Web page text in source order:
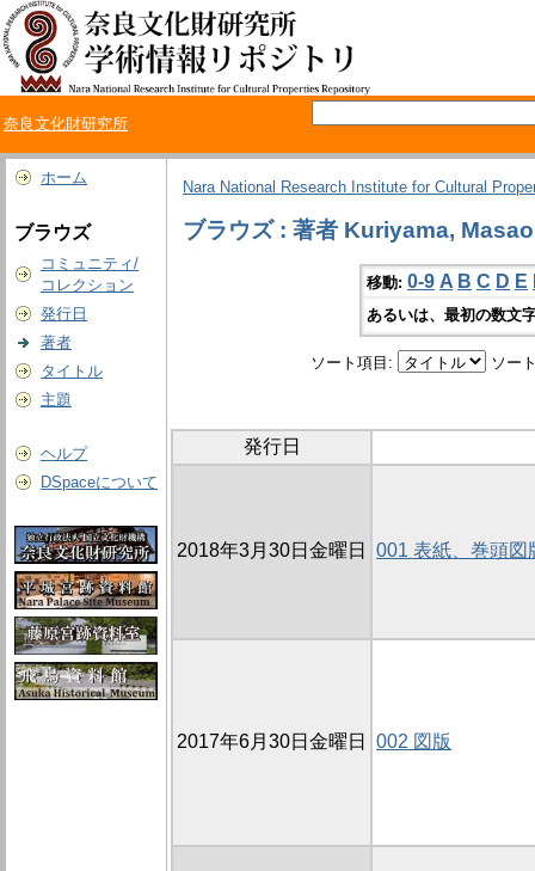
奈良文化財研究所
ホーム
ブラウズ
コミュニティ/
コレクション
発行日
著者
タイトル
主題
ヘルプ
DSpaceについて
Nara National Research Institute for Cultural
ブラウズ : 著者 Kuriyama, Masao
移動: 0-9 A B C D E
あるいは、最初の数文
ソート項目: ソー
発行日
2018年3月30日金曜日 001 表紙、巻頭図
2017年6月30日金曜日 002 図版